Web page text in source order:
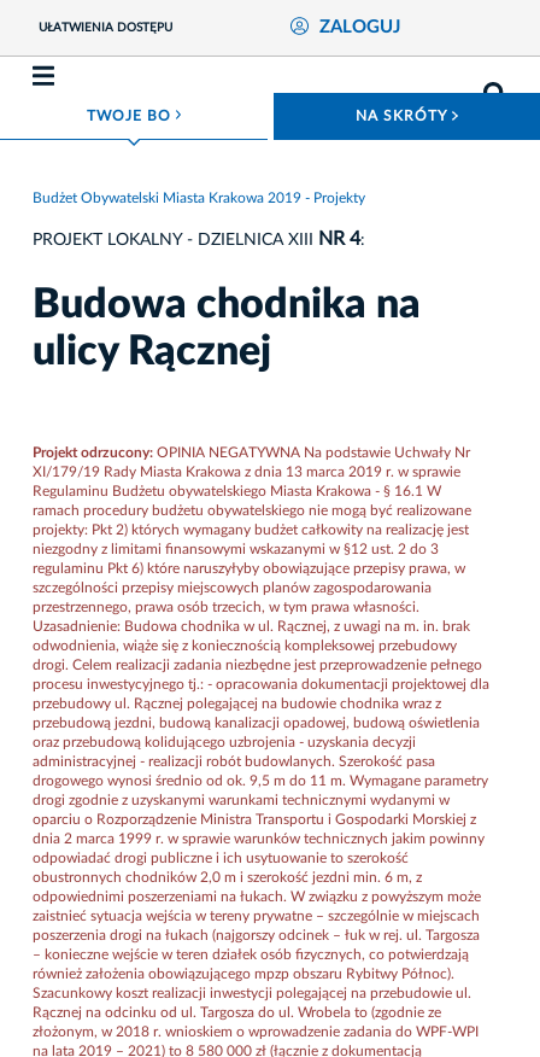
UŁATWIENIA DOSTĘPU ZALOGUJ
TWOJE BO ROZWIŃ MENU NA SKRÓTY
Budżet Obywatelski Miasta Krakowa 2019 - Projekty
PROJEKT LOKALNY - DZIELNICA XIII NR 4:
Budowa chodnika na
ulicy Rącznej
Projekt odrzucony: OPINIA NEGATYWNA Na podstawie Uchwały Nr
XI/179/19 Rady Miasta Krakowa z dnia 13 marca 2019 r. w sprawie
Regulaminu Budżetu obywatelskiego Miasta Krakowa - § 16.1 W
ramach procedury budżetu obywatelskiego nie mogą być realizowane
projekty: Pkt 2) których wymagany budżet całkowity na realizację jest
niezgodny z limitami finansowymi wskazanymi w §12 ust. 2 do 3
regulaminu Pkt 6) które naruszyłyby obowiązujące przepisy prawa, w
szczególności przepisy miejscowych planów zagospodarowania
przestrzennego, prawa osób trzecich, w tym prawa własności.
Uzasadnienie: Budowa chodnika w ul. Rącznej, z uwagi na m. in. brak
odwodnienia, wiąże się z koniecznością kompleksowej przebudowy
drogi. Celem realizacji zadania niezbędne jest przeprowadzenie pełnego
procesu inwestycyjnego tj.: - opracowania dokumentacji projektowej dla
przebudowy ul. Rącznej polegającej na budowie chodnika wraz z
przebudową jezdni, budową kanalizacji opadowej, budową oświetlenia
oraz przebudową kolidującego uzbrojenia - uzyskania decyzji
administracyjnej - realizacji robót budowlanych. Szerokość pasa
drogowego wynosi średnio od ok. 9,5 m do 11 m. Wymagane parametry
drogi zgodnie z uzyskanymi warunkami technicznymi wydanymi w
oparciu o Rozporządzenie Ministra Transportu i Gospodarki Morskiej z
dnia 2 marca 1999 r. w sprawie warunków technicznych jakim powinny
odpowiadać drogi publiczne i ich usytuowanie to szerokość
obustronnych chodników 2,0 m i szerokość jezdni min. 6 m, z
odpowiednimi poszerzeniami na łukach. W związku z powyższym może
zaistnieć sytuacja wejścia w tereny prywatne – szczególnie w miejscach
poszerzenia drogi na łukach (najgorszy odcinek – łuk w rej. ul. Targosza
– konieczne wejście w teren działek osób fizycznych, co potwierdzają
również założenia obowiązującego mpzp obszaru Rybitwy Północ).
Szacunkowy koszt realizacji inwestycji polegającej na przebudowie ul.
Rącznej na odcinku od ul. Targosza do ul. Wrobela to (zgodnie ze
złożonym, w 2018 r. wnioskiem o wprowadzenie zadania do WPF-WPI
na lata 2019 – 2021) to 8 580 000 zł (łącznie z dokumentacją